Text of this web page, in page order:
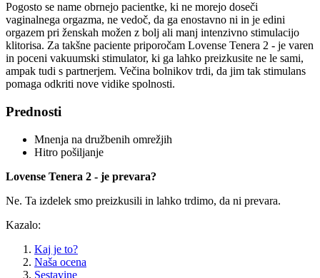
Pogosto se name obrnejo pacientke, ki ne morejo doseči
vaginalnega orgazma, ne vedoč, da ga enostavno ni in je edini
orgazem pri ženskah možen z bolj ali manj intenzivno stimulacijo
klitorisa. Za takšne paciente priporočam Lovense Tenera 2 - je varen
in poceni vakuumski stimulator, ki ga lahko preizkusite ne le sami,
ampak tudi s partnerjem. Večina bolnikov trdi, da jim tak stimulans
pomaga odkriti nove vidike spolnosti.
Prednosti
Mnenja na družbenih omrežjih
Hitro pošiljanje
Lovense Tenera 2 - je prevara?
Ne. Ta izdelek smo preizkusili in lahko trdimo, da ni prevara.
Kazalo:
Kaj je to?
Naša ocena
Sestavine